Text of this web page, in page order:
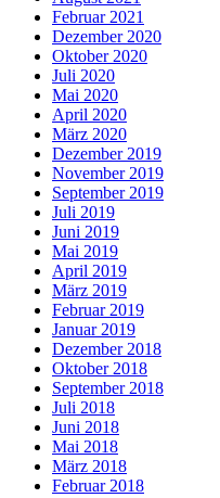
Februar 2021
Dezember 2020
Oktober 2020
Juli 2020
Mai 2020
April 2020
März 2020
Dezember 2019
November 2019
September 2019
Juli 2019
Juni 2019
Mai 2019
April 2019
März 2019
Februar 2019
Januar 2019
Dezember 2018
Oktober 2018
September 2018
Juli 2018
Juni 2018
Mai 2018
März 2018
Februar 2018